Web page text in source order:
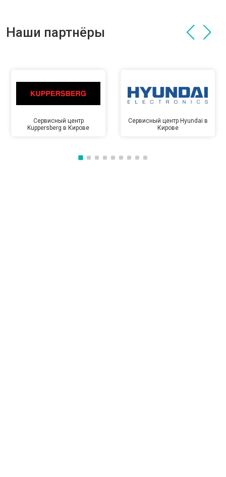
Наши партнёры
Сервисный центр
Kuppersberg в Кирове
Сервисный центр Hyundai в
Кирове